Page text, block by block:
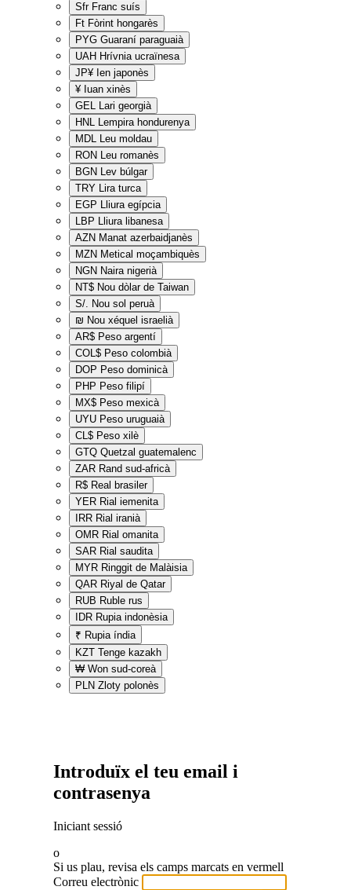
Sfr Franc suís
Ft Fòrint hongarès
PYG Guaraní paraguaià
UAH Hrívnia ucraïnesa
JP¥ Ien japonès
¥ Iuan xinès
GEL Lari georgià
HNL Lempira hondurenya
MDL Leu moldau
RON Leu romanès
BGN Lev búlgar
TRY Lira turca
EGP Lliura egípcia
LBP Lliura libanesa
AZN Manat azerbaidjanès
MZN Metical moçambiquès
NGN Naira nigerià
NT$ Nou dòlar de Taiwan
S/. Nou sol peruà
₪ Nou xéquel israelià
AR$ Peso argentí
COL$ Peso colombià
DOP Peso dominicà
PHP Peso filipí
MX$ Peso mexicà
UYU Peso uruguaià
CL$ Peso xilè
GTQ Quetzal guatemalenc
ZAR Rand sud-africà
R$ Real brasiler
YER Rial iemenita
IRR Rial iranià
OMR Rial omanita
SAR Rial saudita
MYR Ringgit de Malàisia
QAR Riyal de Qatar
RUB Ruble rus
IDR Rupia indonèsia
₹ Rupia índia
KZT Tenge kazakh
₩ Won sud-coreà
PLN Zloty polonès
Introduïx el teu email i
contrasenya
Iniciant sessió
o
Si us plau, revisa els camps marcats en vermell
Correu electrònic